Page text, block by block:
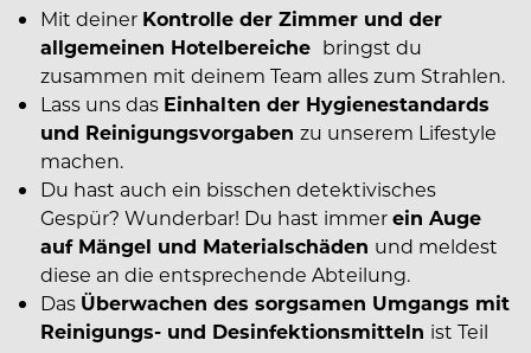
Mit deiner Kontrolle der Zimmer und der
allgemeinen Hotelbereiche bringst du
zusammen mit deinem Team alles zum Strahlen.
Lass uns das Einhalten der Hygienestandards
und Reinigungsvorgaben zu unserem Lifestyle
machen.
Du hast auch ein bisschen detektivisches
Gespür? Wunderbar! Du hast immerein Auge
auf Mängel und Materialschäden und meldest
diese an die entsprechende Abteilung.
Das Überwachen des sorgsamen Umgangs mit
Reinigungs- und Desinfektionsmitteln ist Teil